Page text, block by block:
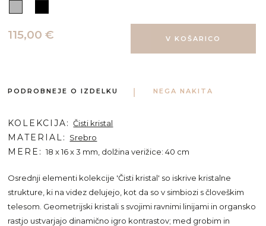
115,00 €
PODROBNEJE O IZDELKU NEGA NAKITA
KOLEKCIJA Čisti kristal
MATERIAL Srebro
MERE 18 x 16 x 3 mm, dolžina verižice: 40 cm
Osrednji elementi kolekcije 'Čisti kristal' so iskrive kristalne
strukture, ki na videz delujejo, kot da so v simbiozi s človeškim
telesom. Geometrijski kristali s svojimi ravnimi linijami in organsko
rastjo ustvarjajo dinamično igro kontrastov; med grobim in